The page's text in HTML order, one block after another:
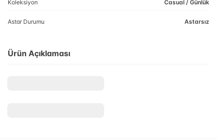
Koleksiyon Casual / Günlük
Astar Durumu Astarsız
Ürün Açıklaması